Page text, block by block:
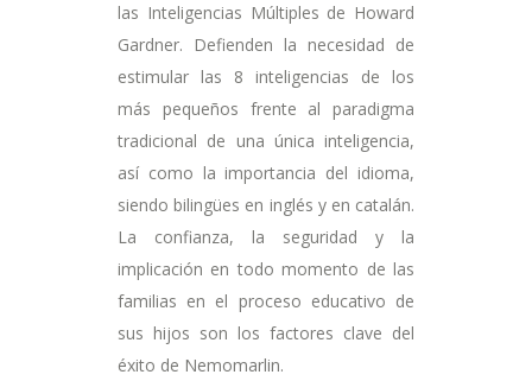
las Inteligencias Múltiples de Howard
Gardner. Defienden la necesidad de
estimular las 8 inteligencias de los
más pequeños frente al paradigma
tradicional de una única inteligencia,
así como la importancia del idioma,
siendo bilingües en inglés y en catalán.
La confianza, la seguridad y la
implicación en todo momento de las
familias en el proceso educativo de
sus hijos son los factores clave del
éxito de Nemomarlin.